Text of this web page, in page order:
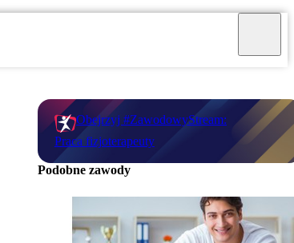
Obejrzyj #ZawodowyStream:
Praca fizjoterapeuty
Podobne zawody